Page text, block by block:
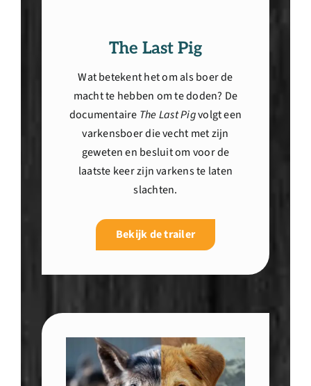
The Last Pig
Wat betekent het om als boer de
macht te hebben om te doden? De
documentaire The Last Pigvolgt een
varkensboer die vecht met zijn
geweten en besluit om voor de
laatste keer zijn varkens te laten
slachten.
Bekijk de trailer